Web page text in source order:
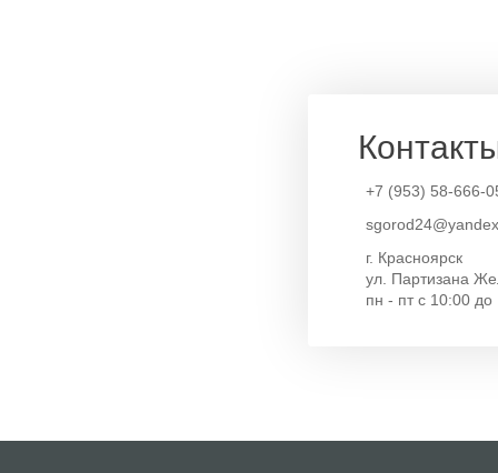
+7 (953) 58-666-
г. Красноярск
ул. Партизана
пн - пт с 10:00 до